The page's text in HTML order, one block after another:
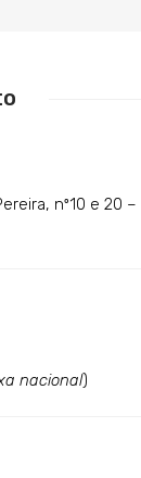
nº10 e 20 –
nacional)